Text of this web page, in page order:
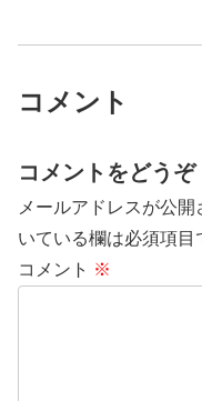
コメント
コメントをどうぞ
メールアドレスが公開
いている欄は必須項目
コメント ※